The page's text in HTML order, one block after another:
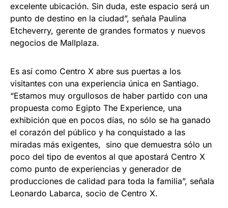
excelente ubicación. Sin duda, este espacio será un
punto de destino en la ciudad”, señala Paulina
Etcheverry, gerente de grandes formatos y nuevos
negocios de Mallplaza.
Es así como Centro X abre sus puertas a los
visitantes con una experiencia única en Santiago.
“Estamos muy orgullosos de haber partido con una
propuesta como Egipto The Experience, una
exhibición que en pocos días, no sólo se ha ganado
el corazón del público y ha conquistado a las
miradas más exigentes, sino que demuestra sólo un
poco del tipo de eventos al que apostará Centro X
como punto de experiencias y generador de
producciones de calidad para toda la familia”, señala
Leonardo Labarca, socio de Centro X.